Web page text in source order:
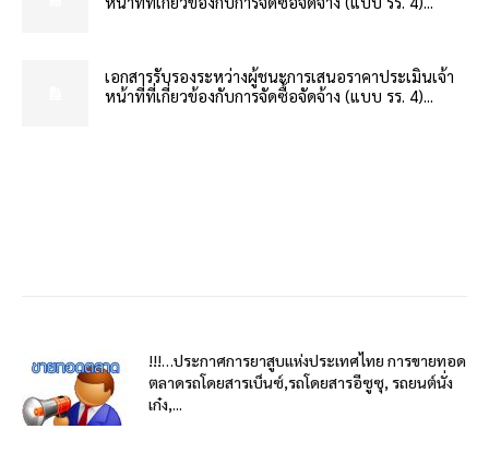
เอกสารรับรองระหว่างผู้ชนะการเสนอราคาประเมินเจ้า
หน้าที่ที่เกี่ยวข้องกับการจัดซื้อจัดจ้าง (แบบ รร. 4)...
!!!…ประกาศการยาสูบแห่งประเทศไทย การขายทอด
ตลาดรถโดยสารเบ็นซ์,รถโดยสารอีซูซุ, รถยนต์นั่ง
เก๋ง,...